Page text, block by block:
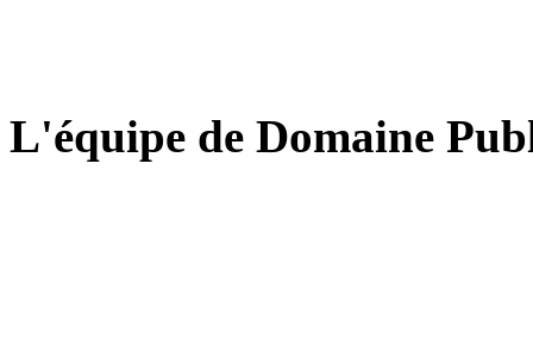
L'équipe de Domaine